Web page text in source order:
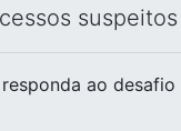
responda ao desafio